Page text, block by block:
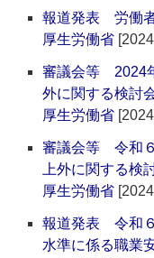
報道発表 労働
厚生労働省
審議会等 2024
外に関する検討
厚生労働省
審議会等 令和
上外に関する検
厚生労働省
報道発表 令和
水準に係る職業